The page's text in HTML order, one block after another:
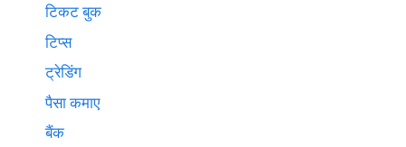
टिकट बुक
टिप्स
ट्रेडिंग
पैसा कमाए
बैंक